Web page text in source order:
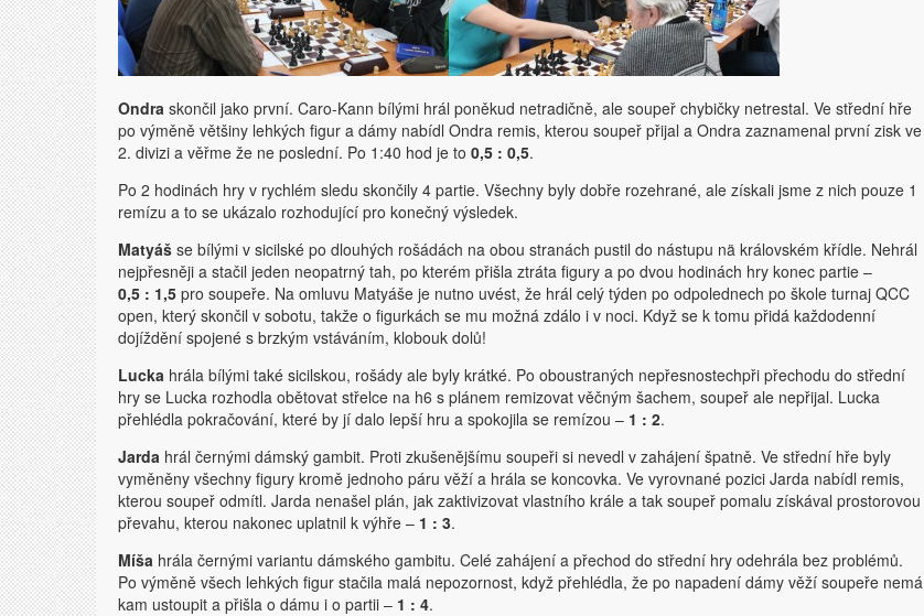
Ondra skončil jako první. Caro-Kann bílými hrál poněkud netradičně, ale soupeř chybičky netrestal. Ve střední hře
po výměně většiny lehkých figur a dámy nabídl Ondra remis, kterou soupeř přijal a Ondra zaznamenal první zisk ve
2. divizi a věřme že ne poslední. Po 1:40 hod je to 0,5 : 0,5.
Po 2 hodinách hry v rychlém sledu skončily 4 partie. Všechny byly dobře rozehrané, ale získali jsme z nich pouze 1
remízu a to se ukázalo rozhodující pro konečný výsledek.
Matyáš se bílými v sicilské po dlouhých rošádách na obou stranách pustil do nástupu nä královském křídle. Nehrál
nejpřesněji a stačil jeden neopatrný tah, po kterém přišla ztráta figury a po dvou hodinách hry konec partie –
0,5 : 1,5 pro soupeře. Na omluvu Matyáše je nutno uvést, že hrál celý týden po odpolednech po škole turnaj QCC
open, který skončil v sobotu, takže o figurkách se mu možná zdálo i v noci. Když se k tomu přidá každodenní
dojíždění spojené s brzkým vstáváním, klobouk dolů!
Lucka hrála bílými také sicilskou, rošády ale byly krátké. Po oboustraných nepřesnostechpři přechodu do střední
hry se Lucka rozhodla obětovat střelce na h6 s plánem remizovat věčným šachem, soupeř ale nepřijal. Lucka
přehlédla pokračování, které by jí dalo lepší hru a spokojila se remízou – 1 : 2.
Jarda hrál černými dámský gambit. Proti zkušenějšímu soupeři si nevedl v zahájení špatně. Ve střední hře byly
vyměněny všechny figury kromě jednoho páru věží a hrála se koncovka. Ve vyrovnané pozici Jarda nabídl remis,
kterou soupeř odmítl. Jarda nenašel plán, jak zaktivizovat vlastního krále a tak soupeř pomalu získával prostorovou
převahu, kterou nakonec uplatnil k výhře – 1 : 3.
Míša hrála černými variantu dámského gambitu. Celé zahájení a přechod do střední hry odehrála bez problémů.
Po výměně všech lehkých figur stačila malá nepozornost, když přehlédla, že po napadení dámy věží soupeře nemá
kam ustoupit a přišla o dámu i o partii – 1 : 4.